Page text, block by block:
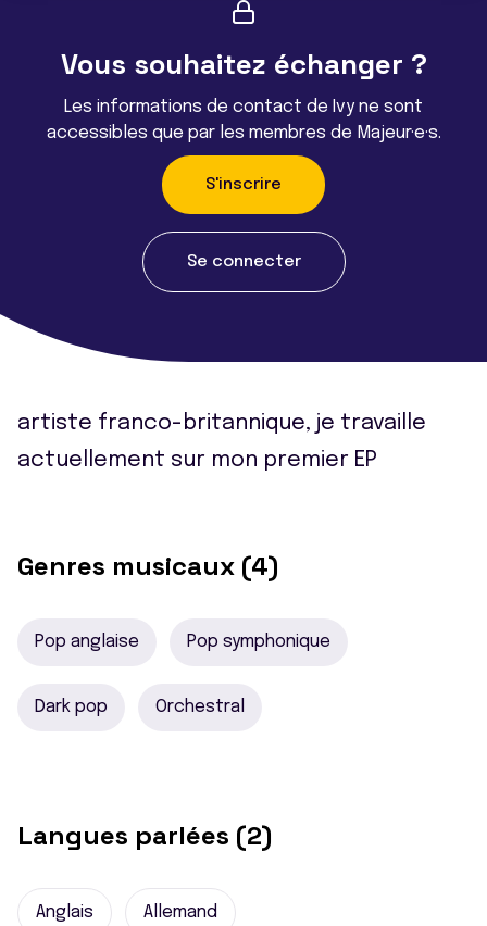
Vous souhaitez échanger ?
Les informations de contact de Ivy ne sont
accessibles que par les membres de Majeur·e·s.
S'inscrire
Se connecter
artiste franco-britannique, je travaille
actuellement sur mon premier EP
Genres musicaux (4)
Pop anglaise Pop symphonique
Dark pop Orchestral
Langues parlées (2)
Anglais Allemand